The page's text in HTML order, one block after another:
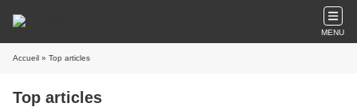
MENU
Accueil » Top articles
Top articles